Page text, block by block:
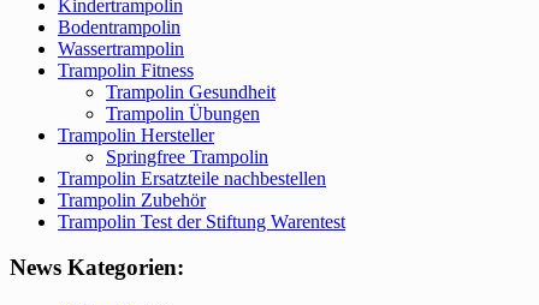
Kindertrampolin
Bodentrampolin
Wassertrampolin
Trampolin Fitness
Trampolin Gesundheit
Trampolin Übungen
Trampolin Hersteller
Springfree Trampolin
Trampolin Ersatzteile nachbestellen
Trampolin Zubehör
Trampolin Test der Stiftung Warentest
News Kategorien: